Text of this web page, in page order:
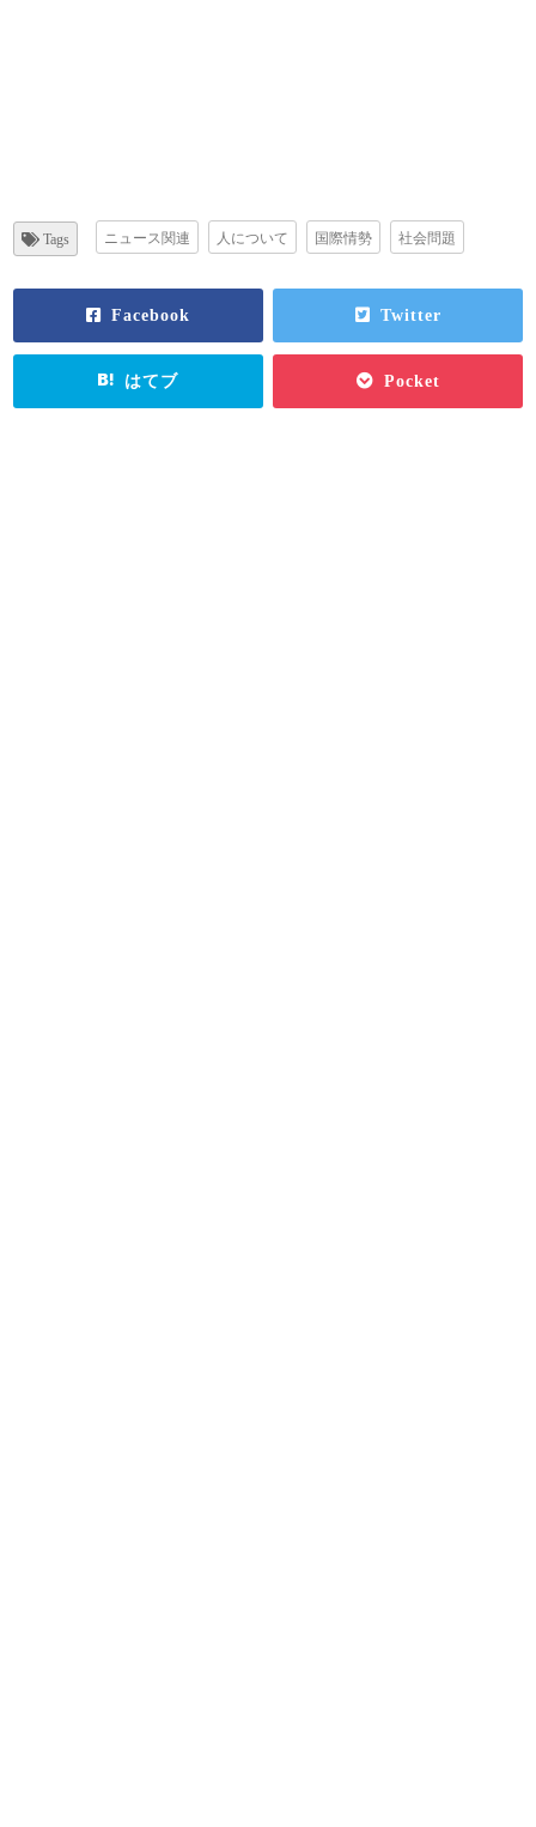
Tags ニュース関連 人について 国際情勢 社会問題
Facebook Twitter
はてブ Pocket